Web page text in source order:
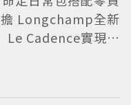
擔 Longchamp全新
Le Cadence實現不